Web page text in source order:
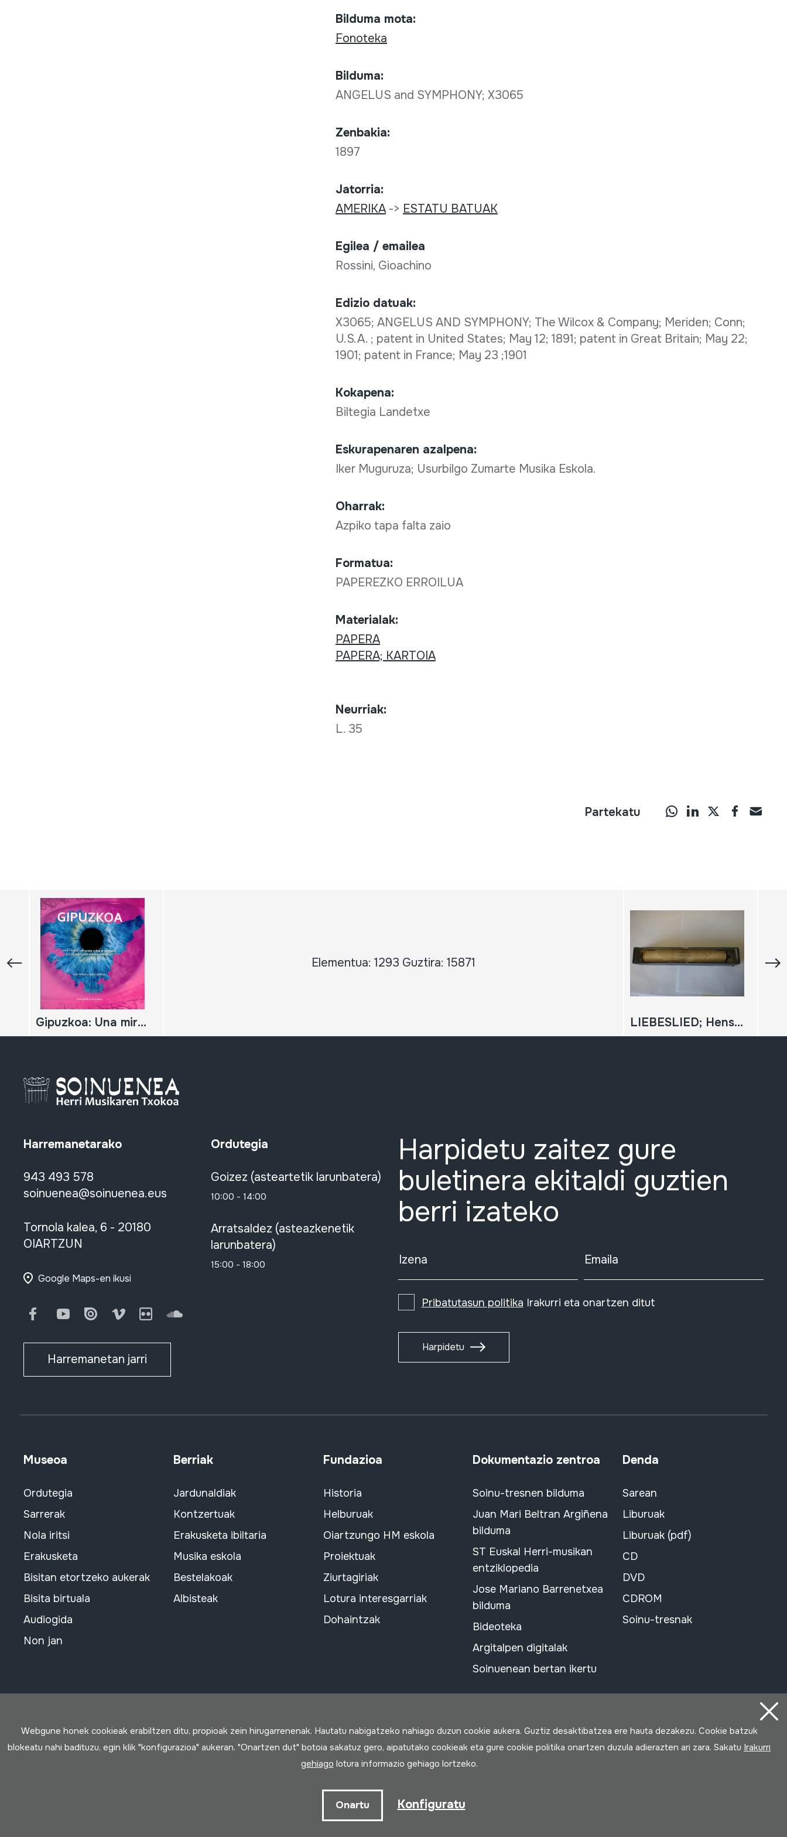
Bilduma mota:
Fonoteka
Bilduma:
ANGELUS and SYMPHONY; X3065
Zenbakia:
1897
Jatorria:
AMERIKA-> ESTATU BATUAK
Egilea / emailea
Rossini, Gioachino
Edizio datuak:
X3065; ANGELUS AND SYMPHONY; The Wilcox & Company; Meriden; Conn;
U.S.A. ; patent in United States; May 12; 1891; patent in Great Britain; May 22;
1901; patent in France; May 23 ;1901
Kokapena:
Biltegia Landetxe
Eskurapenaren azalpena:
Iker Muguruza; Usurbilgo Zumarte Musika Eskola.
Oharrak:
Azpiko tapa falta zaio
Formatua:
PAPEREZKO ERROILUA
Materialak:
PAPERA
PAPERA; KARTOIA
Neurriak:
L. 35
Partekatu
Elementua: 1293 Guztira: 15871
Gipuzkoa: Una mirada indiscreta sobre el territorio (y un vistazo sobre Araba y Bizkaia) LIEBESLIED; Hensell
Harremanetarako
943 493 578
soinuenea@soinuenea.eus
Tornola kalea, 6 - 20180
OIARTZUN
Google Maps-en ikusi
FacebookYoutubeIssuu Vimeo FlickrSoundCloud
Harremanetan jarri
Ordutegia
Goizez (asteartetik larunbatera)
10:00 - 14:00
Arratsaldez (asteazkenetik
larunbatera)
15:00 - 18:00
Harpidetu zaitez gure
buletinera ekitaldi guztien
berri izateko
Izena Emaila
Pribatutasun politika Irakurri eta onartzen ditut
Harpidetu
Museoa
Ordutegia
Sarrerak
Nola iritsi
Erakusketa
Bisitan etortzeko aukerak
Bisita birtuala
Audiogida
Non jan
Berriak
Jardunaldiak
Kontzertuak
Erakusketa ibiltaria
Musika eskola
Bestelakoak
Albisteak
Fundazioa
Historia
Helburuak
Oiartzungo HM eskola
Proiektuak
Ziurtagiriak
Lotura interesgarriak
Dohaintzak
Dokumentazio zentroa
Soinu-tresnen bilduma
Juan Mari Beltran Argiñena
bilduma
ST Euskal Herri-musikan
entziklopedia
Jose Mariano Barrenetxea
bilduma
Bideoteka
Argitalpen digitalak
Soinuenean bertan ikertu
Denda
Sarean
Liburuak
Liburuak (pdf)
CD
DVD
CDROM
Soinu-tresnak
Webgune honek cookieak erabiltzen ditu, propioak zein hirugarrenenak. Hautatu nabigatzeko nahiago duzun cookie aukera. Guztiz desaktibatzea ere hauta dezakezu. Cookie batzuk
blokeatu nahi badituzu, egin klik "konfigurazioa" aukeran. "Onartzen dut" botoia sakatuz gero, aipatutako cookieak eta gure cookie politika onartzen duzula adierazten ari zara. Sakatu Irakurri
gehiago lotura informazio gehiago lortzeko.
Onartu Konfiguratu